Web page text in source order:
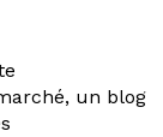
un blog